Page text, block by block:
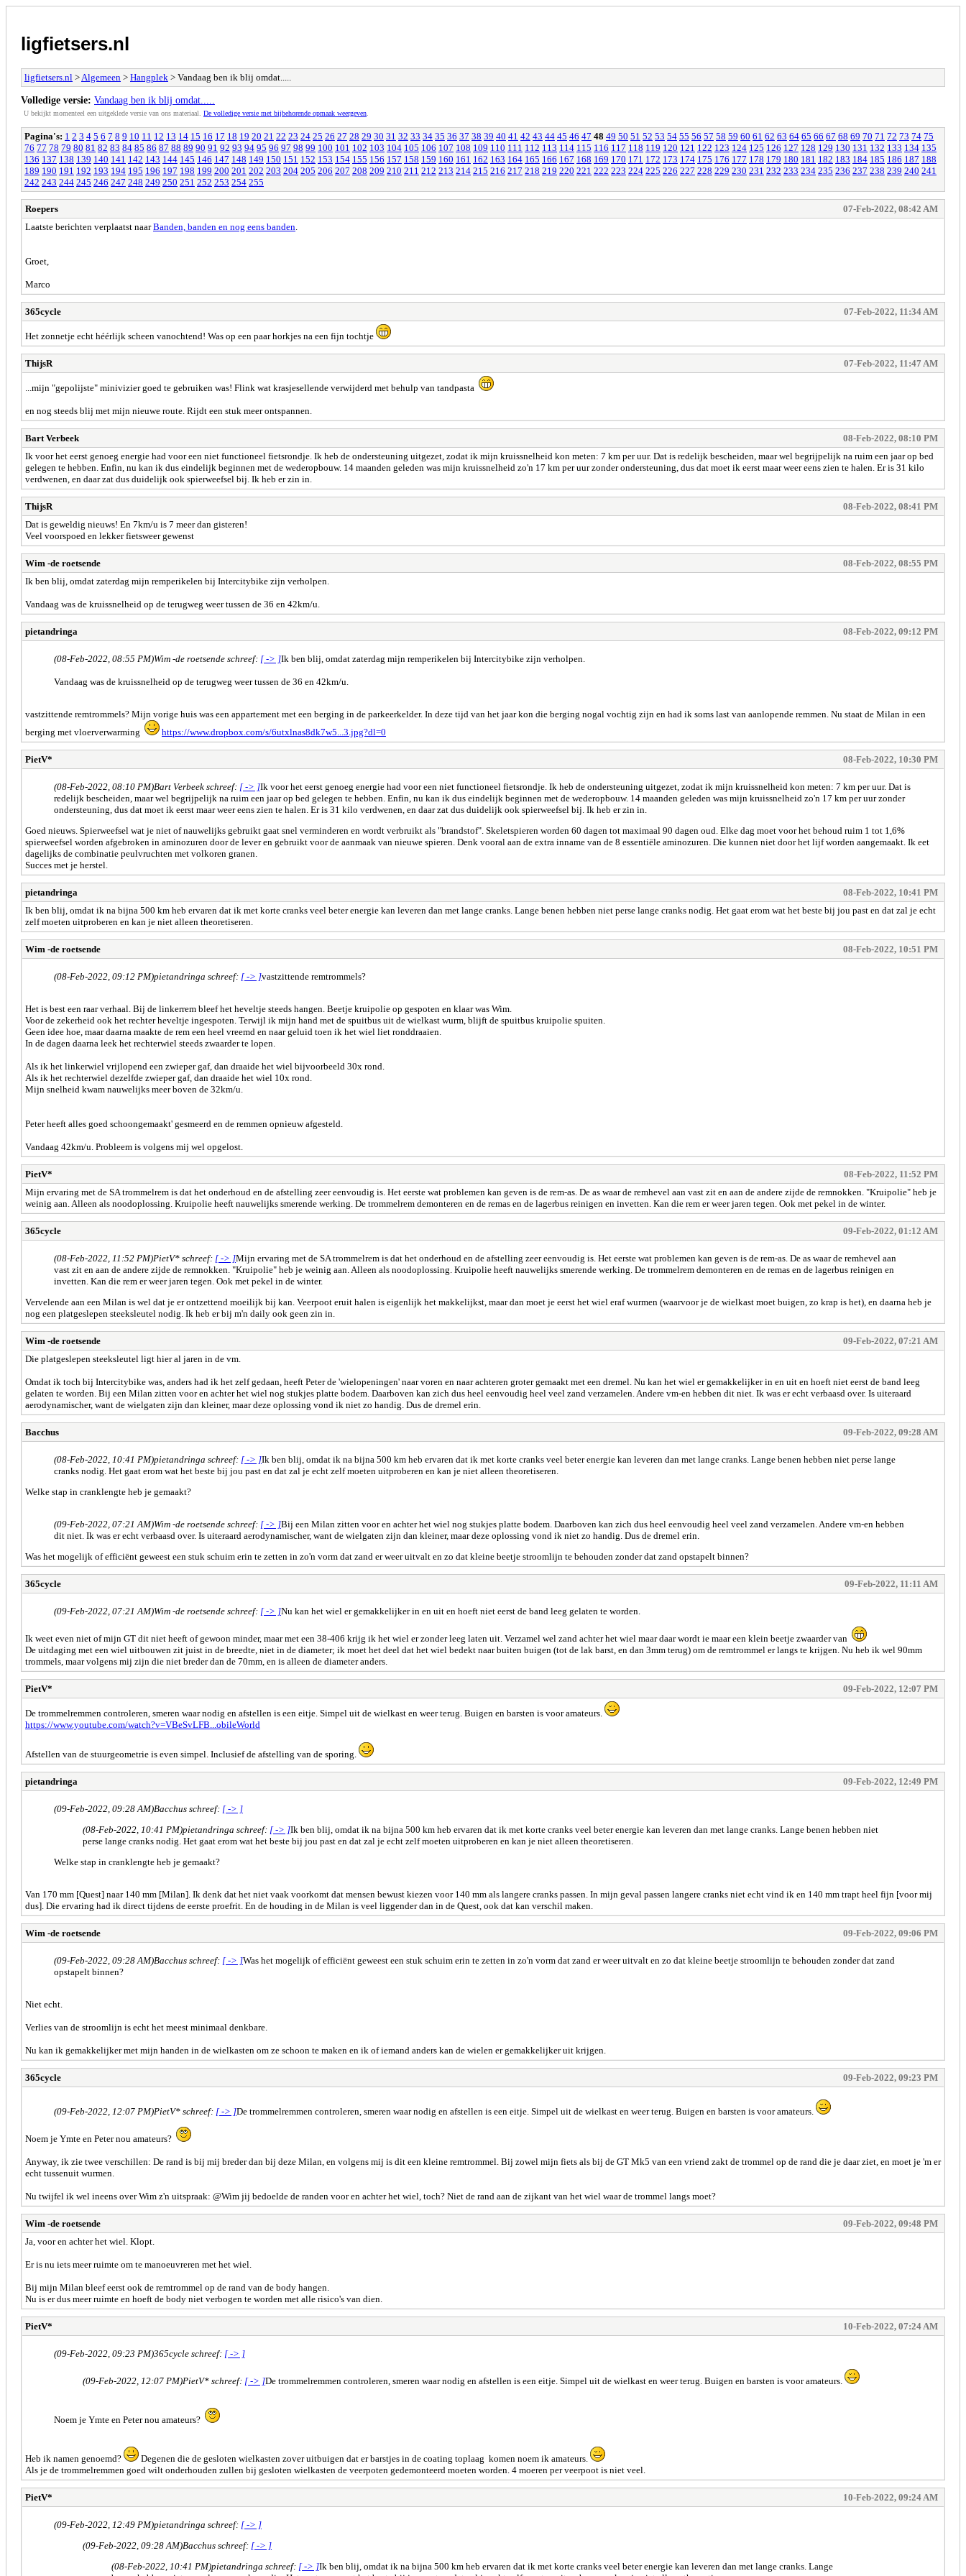
ligfietsers.nl
ligfietsers.nl > Algemeen > Hangplek > Vandaag ben ik blij omdat.....
Volledige versie: Vandaag ben ik blij omdat.....
U bekijkt momenteel een uitgeklede versie van ons materiaal. De volledige versie met bijbehorende opmaak weergeven
Pagina's: 1 2 3 4 5 6 7 8 9 10 11 12 13 14 15 16 17 18 19 20 21 22 23 24 25 26 27 28 29 30 31 32 33 34 35 36 37 38 39 40 41 42 43 44 45 46 47 48 49 50 51 52 53 54 55 56 57 58 59 60 61 62 63 64 65 66 67 68 69 70 71 72 73 74 75
76 77 78 79 80 81 82 83 84 85 86 87 88 89 90 91 92 93 94 95 96 97 98 99 100 101 102 103 104 105 106 107 108 109 110 111 112 113 114 115 116 117 118 119 120 121 122 123 124 125 126 127 128 129 130 131 132 133 134 135
136 137 138 139 140 141 142 143 144 145 146 147 148 149 150 151 152 153 154 155 156 157 158 159 160 161 162 163 164 165 166 167 168 169 170 171 172 173 174 175 176 177 178 179 180 181 182 183 184 185 186 187 188
189 190 191 192 193 194 195 196 197 198 199 200 201 202 203 204 205 206 207 208 209 210 211 212 213 214 215 216 217 218 219 220 221 222 223 224 225 226 227 228 229 230 231 232 233 234 235 236 237 238 239 240 241
242 243 244 245 246 247 248 249 250 251 252 253 254 255
Roepers
07-Feb-2022, 08:42 AM
Laatste berichten verplaatst naarBanden, banden en nog eens banden
Groet,
Marco
365cycle 07-Feb-2022, 11:34 AM
Het zonnetje echt héérlijk scheen vanochtend! Was op een paar horkjes na een fijn tochtje
ThijsR 07-Feb-2022, 11:47 AM
...mijn "gepolijste" minivizier goed te gebruiken was! Flink wat krasjesellende verwijderd met behulp van tandpasta
en nog steeds blij met mijn nieuwe route. Rijdt een stuk meer ontspannen.
Bart Verbeek
08-Feb-2022, 08:10 PM
Ik voor het eerst genoeg energie had voor een niet functioneel fietsrondje. Ik heb de ondersteuning uitgezet, zodat ik mijn kruissnelheid kon meten: 7 km per uur. Dat is redelijk bescheiden, maar wel begrijpelijk na ruim een jaar op bed
gelegen te hebben. Enfin, nu kan ik dus eindelijk beginnen met de wederopbouw. 14 maanden geleden was mijn kruissnelheid zo'n 17 km per uur zonder ondersteuning, dus dat moet ik eerst maar weer eens zien te halen. Er is 31 kilo
verdwenen, en daar zat dus duidelijk ook spierweefsel bij. Ik heb er zin in.
ThijsR
08-Feb-2022, 08:41 PM
Dat is geweldig nieuws! En 7km/u is 7 meer dan gisteren!
Veel voorspoed en lekker fietsweer gewenst
Wim -de roetsende
08-Feb-2022, 08:55 PM
Ik ben blij, omdat zaterdag mijn remperikelen bij Intercitybike zijn verholpen.
Vandaag was de kruissnelheid op de terugweg weer tussen de 36 en 42km/u.
pietandringa 08-Feb-2022, 09:12 PM
(08-Feb-2022, 08:55 PM)Wim -de roetsende schreef: [ -> ]Ik ben blij, omdat zaterdag mijn remperikelen bij Intercitybike zijn verholpen.
Vandaag was de kruissnelheid op de terugweg weer tussen de 36 en 42km/u.
vastzittende remtrommels? Mijn vorige huis was een appartement met een berging in de parkeerkelder. In deze tijd van het jaar kon die berging nogal vochtig zijn en had ik soms last van aanlopende remmen. Nu staat de Milan in een
berging met vloerverwarming
https://www.dropbox.com/s/6utxlnas8dk7w5...3.jpg?dl=0
PietV* 08-Feb-2022, 10:30 PM
(08-Feb-2022, 08:10 PM)Bart Verbeek schreef: [ -> ]Ik voor het eerst genoeg energie had voor een niet functioneel fietsrondje. Ik heb de ondersteuning uitgezet, zodat ik mijn kruissnelheid kon meten: 7 km per uur. Dat is
redelijk bescheiden, maar wel begrijpelijk na ruim een jaar op bed gelegen te hebben. Enfin, nu kan ik dus eindelijk beginnen met de wederopbouw. 14 maanden geleden was mijn kruissnelheid zo'n 17 km per uur zonder
ondersteuning, dus dat moet ik eerst maar weer eens zien te halen. Er is 31 kilo verdwenen, en daar zat dus duidelijk ook spierweefsel bij. Ik heb er zin in.
Goed nieuws. Spierweefsel wat je niet of nauwelijks gebruikt gaat snel verminderen en wordt verbruikt als "brandstof". Skeletspieren worden 60 dagen tot maximaal 90 dagen oud. Elke dag moet voor het behoud ruim 1 tot 1,6%
spierweefsel worden afgebroken in aminozuren door de lever en gebruikt voor de aanmaak van nieuwe spieren. Denk vooral aan de extra inname van de 8 essentiële aminozuren. Die kunnen niet door het lijf worden aangemaakt. Ik eet
dagelijks de combinatie peulvruchten met volkoren granen.
Succes met je herstel.
pietandringa
08-Feb-2022, 10:41 PM
Ik ben blij, omdat ik na bijna 500 km heb ervaren dat ik met korte cranks veel beter energie kan leveren dan met lange cranks. Lange benen hebben niet perse lange cranks nodig. Het gaat erom wat het beste bij jou past en dat zal je echt
zelf moeten uitproberen en kan je niet alleen theoretiseren.
Wim -de roetsende 08-Feb-2022, 10:51 PM
(08-Feb-2022, 09:12 PM)pietandringa schreef: [ -> ]vastzittende remtrommels?
Het is best een raar verhaal. Bij de linkerrem bleef het heveltje steeds hangen. Beetje kruipolie op gespoten en klaar was Wim.
Voor de zekerheid ook het rechter heveltje ingespoten. Terwijl ik mijn hand met de spuitbus uit de wielkast wurm, blijft de spuitbus kruipolie spuiten.
Geen idee hoe, maar daarna maakte de rem een heel vreemd en naar geluid toen ik het wiel liet ronddraaien.
In de dagen daarna leek het rechterwiel steeds zwaarder te lopen.
Als ik het linkerwiel vrijlopend een zwieper gaf, dan draaide het wiel bijvoorbeeld 30x rond.
Als ik het rechterwiel dezelfde zwieper gaf, dan draaide het wiel 10x rond.
Mijn snelheid kwam nauwelijks meer boven de 32km/u.
Peter heeft alles goed schoongemaakt' gesmeerd en de remmen opnieuw afgesteld.
Vandaag 42km/u. Probleem is volgens mij wel opgelost.
PietV*
08-Feb-2022, 11:52 PM
Mijn ervaring met de SA trommelrem is dat het onderhoud en de afstelling zeer eenvoudig is. Het eerste wat problemen kan geven is de rem-as. De as waar de remhevel aan vast zit en aan de andere zijde de remnokken. "Kruipolie" heb je
weinig aan. Alleen als noodoplossing. Kruipolie heeft nauwelijks smerende werking. De trommelrem demonteren en de remas en de lagerbus reinigen en invetten. Kan die rem er weer jaren tegen. Ook met pekel in de winter.
365cycle 09-Feb-2022, 01:12 AM
(08-Feb-2022, 11:52 PM)PietV* schreef: [ -> ]Mijn ervaring met de SA trommelrem is dat het onderhoud en de afstelling zeer eenvoudig is. Het eerste wat problemen kan geven is de rem-as. De as waar de remhevel aan
vast zit en aan de andere zijde de remnokken. "Kruipolie" heb je weinig aan. Alleen als noodoplossing. Kruipolie heeft nauwelijks smerende werking. De trommelrem demonteren en de remas en de lagerbus reinigen en
invetten. Kan die rem er weer jaren tegen. Ook met pekel in de winter.
Vervelende aan een Milan is wel dat je er ontzettend moeilijk bij kan. Veerpoot eruit halen is eigenlijk het makkelijkst, maar dan moet je eerst het wiel eraf wurmen (waarvoor je de wielkast moet buigen, zo krap is het), en daarna heb je
nog een platgeslepen steeksleutel nodig. Ik heb er bij m'n daily ook geen zin in.
Wim -de roetsende
09-Feb-2022, 07:21 AM
Die platgeslepen steeksleutel ligt hier al jaren in de vm.
Omdat ik toch bij Intercitybike was, anders had ik het zelf gedaan, heeft Peter de 'wielopeningen' naar voren en naar achteren groter gemaakt met een dremel. Nu kan het wiel er gemakkelijker in en uit en hoeft niet eerst de band leeg
gelaten te worden. Bij een Milan zitten voor en achter het wiel nog stukjes platte bodem. Daarboven kan zich dus heel eenvoudig heel veel zand verzamelen. Andere vm-en hebben dit niet. Ik was er echt verbaasd over. Is uiteraard
aerodynamischer, want de wielgaten zijn dan kleiner, maar deze oplossing vond ik niet zo handig. Dus de dremel erin.
Bacchus 09-Feb-2022, 09:28 AM
(08-Feb-2022, 10:41 PM)pietandringa schreef: [ -> ]Ik ben blij, omdat ik na bijna 500 km heb ervaren dat ik met korte cranks veel beter energie kan leveren dan met lange cranks. Lange benen hebben niet perse lange
cranks nodig. Het gaat erom wat het beste bij jou past en dat zal je echt zelf moeten uitproberen en kan je niet alleen theoretiseren.
Welke stap in cranklengte heb je gemaakt?
(09-Feb-2022, 07:21 AM)Wim -de roetsende schreef: [ -> ]Bij een Milan zitten voor en achter het wiel nog stukjes platte bodem. Daarboven kan zich dus heel eenvoudig heel veel zand verzamelen. Andere vm-en hebben
dit niet. Ik was er echt verbaasd over. Is uiteraard aerodynamischer, want de wielgaten zijn dan kleiner, maar deze oplossing vond ik niet zo handig. Dus de dremel erin.
Was het mogelijk of efficiënt geweest een stuk schuim erin te zetten in zo'n vorm dat zand er weer uitvalt en zo dat kleine beetje stroomlijn te behouden zonder dat zand opstapelt binnen?
365cycle 09-Feb-2022, 11:11 AM
(09-Feb-2022, 07:21 AM)Wim -de roetsende schreef: [ -> ]Nu kan het wiel er gemakkelijker in en uit en hoeft niet eerst de band leeg gelaten te worden.
Ik weet even niet of mijn GT dit niet heeft of gewoon minder, maar met een 38-406 krijg ik het wiel er zonder leeg laten uit. Verzamel wel zand achter het wiel maar daar wordt ie maar een klein beetje zwaarder van
De uitdaging met een wiel uitbouwen zit juist in de breedte, niet in de diameter; ik moet het deel dat het wiel bedekt naar buiten buigen (tot de lak barst, en dan 3mm terug) om de remtrommel er langs te krijgen. Nu heb ik wel 90mm
trommels, maar volgens mij zijn die niet breder dan de 70mm, en is alleen de diameter anders.
PietV* 09-Feb-2022, 12:07 PM
De trommelremmen controleren, smeren waar nodig en afstellen is een eitje. Simpel uit de wielkast en weer terug. Buigen en barsten is voor amateurs.
https://www.youtube.com/watch?v=VBeSvLFB...obileWorld
Afstellen van de stuurgeometrie is even simpel. Inclusief de afstelling van de sporing.
pietandringa 09-Feb-2022, 12:49 PM
(09-Feb-2022, 09:28 AM)Bacchus schreef: [ -> ]
(08-Feb-2022, 10:41 PM)pietandringa schreef: [ -> ]Ik ben blij, omdat ik na bijna 500 km heb ervaren dat ik met korte cranks veel beter energie kan leveren dan met lange cranks. Lange benen hebben niet
perse lange cranks nodig. Het gaat erom wat het beste bij jou past en dat zal je echt zelf moeten uitproberen en kan je niet alleen theoretiseren.
Welke stap in cranklengte heb je gemaakt?
Van 170 mm [Quest] naar 140 mm [Milan]. Ik denk dat het niet vaak voorkomt dat mensen bewust kiezen voor 140 mm als langere cranks passen. In mijn geval passen langere cranks niet echt vind ik en 140 mm trapt heel fijn [voor mij
dus]. Die ervaring had ik direct tijdens de eerste proefrit. En de houding in de Milan is veel liggender dan in de Quest, ook dat kan verschil maken.
Wim -de roetsende 09-Feb-2022, 09:06 PM
(09-Feb-2022, 09:28 AM)Bacchus schreef: [ -> ]Was het mogelijk of efficiënt geweest een stuk schuim erin te zetten in zo'n vorm dat zand er weer uitvalt en zo dat kleine beetje stroomlijn te behouden zonder dat zand
opstapelt binnen?
Niet echt.
Verlies van de stroomlijn is echt het meest minimaal denkbare.
Nu kan ik gemakkelijker met mijn handen in de wielkasten om ze schoon te maken en ik of iemand anders kan de wielen er gemakkelijker uit krijgen.
365cycle 09-Feb-2022, 09:23 PM
(09-Feb-2022, 12:07 PM)PietV* schreef: [ -> ]De trommelremmen controleren, smeren waar nodig en afstellen is een eitje. Simpel uit de wielkast en weer terug. Buigen en barsten is voor amateurs.
Noem je Ymte en Peter nou amateurs?
Anyway, ik zie twee verschillen: De rand is bij mij breder dan bij deze Milan, en volgens mij is dit een kleine remtrommel. Bij zowel mijn fiets als bij de GT Mk5 van een vriend zakt de trommel op de rand die je daar ziet, en moet je 'm er
echt tussenuit wurmen.
Nu twijfel ik wel ineens over Wim z'n uitspraak: @Wim jij bedoelde de randen voor en achter het wiel, toch? Niet de rand aan de zijkant van het wiel waar de trommel langs moet?
Wim -de roetsende
09-Feb-2022, 09:48 PM
Ja, voor en achter het wiel. Klopt.
Er is nu iets meer ruimte om te manoeuvreren met het wiel.
Bij mijn Milan bleef eerst ook de remtrommel op de rand van de body hangen.
Nu is er dus meer ruimte en hoeft de body niet verbogen te worden met alle risico's van dien.
PietV* 10-Feb-2022, 07:24 AM
(09-Feb-2022, 09:23 PM)365cycle schreef: [ -> ]
(09-Feb-2022, 12:07 PM)PietV* schreef: [ -> ]De trommelremmen controleren, smeren waar nodig en afstellen is een eitje. Simpel uit de wielkast en weer terug. Buigen en barsten is voor amateurs.
Noem je Ymte en Peter nou amateurs?
Heb ik namen genoemd?
Degenen die de gesloten wielkasten zover uitbuigen dat er barstjes in de coating toplaag komen noem ik amateurs.
Als je de trommelremmen goed wilt onderhouden zullen bij gesloten wielkasten de veerpoten gedemonteerd moeten worden. 4 moeren per veerpoot is niet veel.
PietV* 10-Feb-2022, 09:24 AM
(09-Feb-2022, 12:49 PM)pietandringa schreef: [ -> ]
(09-Feb-2022, 09:28 AM)Bacchus schreef: [ -> ]
(08-Feb-2022, 10:41 PM)pietandringa schreef: [ -> ]Ik ben blij, omdat ik na bijna 500 km heb ervaren dat ik met korte cranks veel beter energie kan leveren dan met lange cranks. Lange